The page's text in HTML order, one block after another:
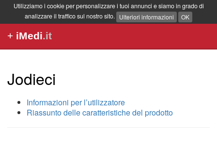
Utilizziamo i cookie per personalizzare i tuoi annunci e siamo in grado di
analizzare il traffico sul nostro sito. Ulteriori informazioni OK
+ iMedi.it
Jodieci
Informazioni per l’utilizzatore
Riassunto delle caratteristiche del prodotto